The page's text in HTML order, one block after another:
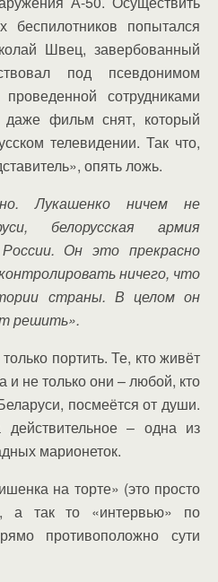
попытался
Швец, завербованный
под псевдонимом
сотрудниками
фильм снят, который
телевидении. Так что,
опять ложь.
Лукашенко ничем не
белорусская армия
Он это прекрасно
ничего, что
страны. В целом он
решить».
портить. Те, кто живёт
и не только они – любой, кто
посмеётся от души.
– одна из
марионеток.
на торте» (это просто
а так то «интервью» по
противоположно сути